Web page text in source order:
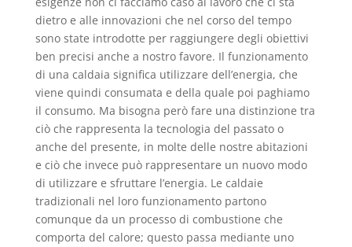
dietro e alle innovazioni che nel corso del tempo
sono state introdotte per raggiungere degli obiettivi
ben precisi anche a nostro favore. Il funzionamento
di una caldaia significa utilizzare dell’energia, che
viene quindi consumata e della quale poi paghiamo
il consumo. Ma bisogna però fare una distinzione tra
ciò che rappresenta la tecnologia del passato o
anche del presente, in molte delle nostre abitazioni
e ciò che invece può rappresentare un nuovo modo
di utilizzare e sfruttare l’energia. Le caldaie
tradizionali nel loro funzionamento partono
comunque da un processo di combustione che
comporta del calore; questo passa mediante uno